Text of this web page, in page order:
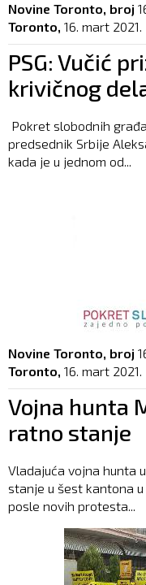
Novine Toronto, broj
Toronto, 16. mart 2021.
PSG: Vučić
krivičnog
Pokret slobodnih
predsednik Srbije
kada je u jednom od...
Novine Toronto, broj
Toronto, 16. mart 2021.
Vojna hunta
ratno stanje
Vladajuća vojna hunta
stanje u šest kantona
posle novih protesta...